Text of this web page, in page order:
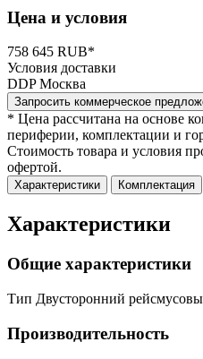
Цена и условия
758 645 RUB*
Условия доставки
DDP Москва
Запросить коммерческое
* Цена рассчитана на основе
периферии, комплектации и
Стоимость товара и условия
офертой.
Характеристики Комплектация
Характеристики
Общие характеристики
Тип Двусторонний
Производительность